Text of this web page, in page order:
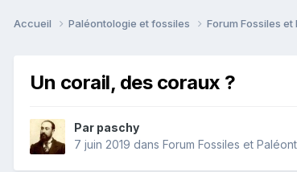
Accueil Paléontologie et fossiles Forum Fossiles
Un corail, des coraux ?
Par paschy
7 juin 2019 dans Forum Fossiles et